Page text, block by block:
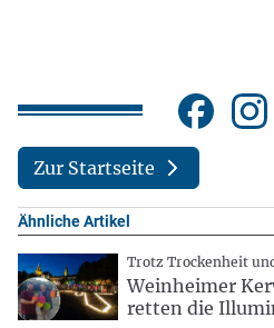
Zur Startseite
Ähnliche Artikel
Trotz Trockenheit
Weinheimer
retten die